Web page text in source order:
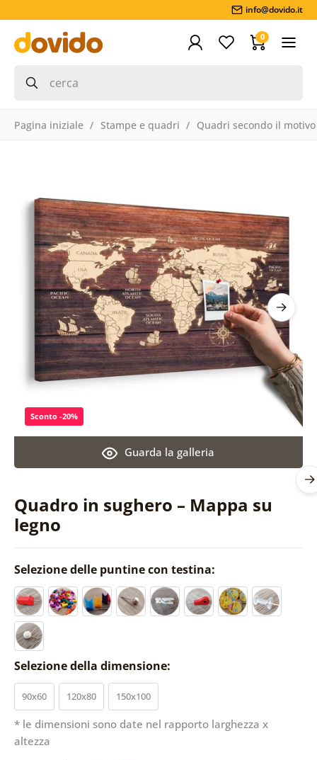
info@dovido.it
0
Pagina iniziale Stampe e quadri Quadri secondo il motivo
Quadro in sughero – Mappa su
legno
Guarda la galleria
Sconto -20%
Selezione delle puntine con testina:
Selezione della dimensione:
90x60 120x80 150x100
* le dimensioni sono date nel rapporto larghezza x
altezza